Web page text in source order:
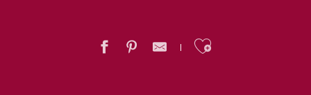
Ajouter